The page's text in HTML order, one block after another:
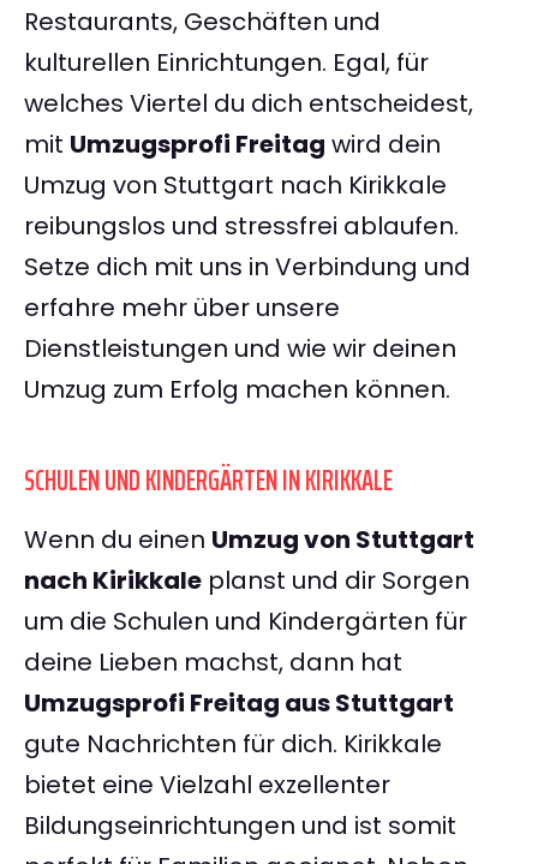
Restaurants, Geschäften und
kulturellen Einrichtungen. Egal, für
welches Viertel du dich entscheidest,
mit Umzugsprofi Freitag wird dein
Umzug von Stuttgart nach Kirikkale
reibungslos und stressfrei ablaufen.
Setze dich mit uns in Verbindung und
erfahre mehr über unsere
Dienstleistungen und wie wir deinen
Umzug zum Erfolg machen können.
SCHULEN UND KINDERGÄRTEN IN KIRIKKALE
Wenn du einen Umzug von Stuttgart
nach Kirikkale planst und dir Sorgen
um die Schulen und Kindergärten für
deine Lieben machst, dann hat
Umzugsprofi Freitag aus Stuttgart
gute Nachrichten für dich. Kirikkale
bietet eine Vielzahl exzellenter
Bildungseinrichtungen und ist somit